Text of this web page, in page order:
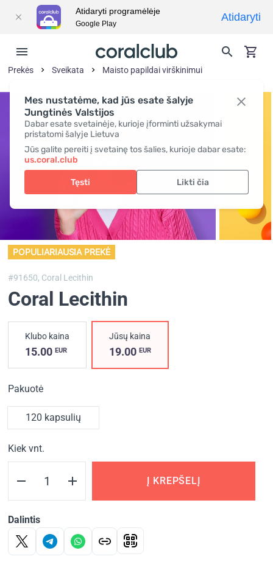
Mes nustatėme, kad jūs esate šalyje
Jungtinės Valstijos
Dabar esate svetainėje, kurioje įforminti užsakymai
pristatomi šalyje Lietuva
Jūs galite pereiti į svetainę tos šalies, kurioje dabar esate:
us.coral.club
Tęsti Likti čia
Prekės Sveikata Maisto papildai virškinimui
POPULIARIAUSIA PREKĖ
#91650, Coral Lecithin
Coral Lecithin
Klubo kaina
15.00 EUR
Jūsų kaina
19.00EUR
Pakuotė
120 kapsulių
Kiek vnt.
Į KREPŠELĮ
Dalintis
Atidaryti programėlėje
Google Play
Atidaryti